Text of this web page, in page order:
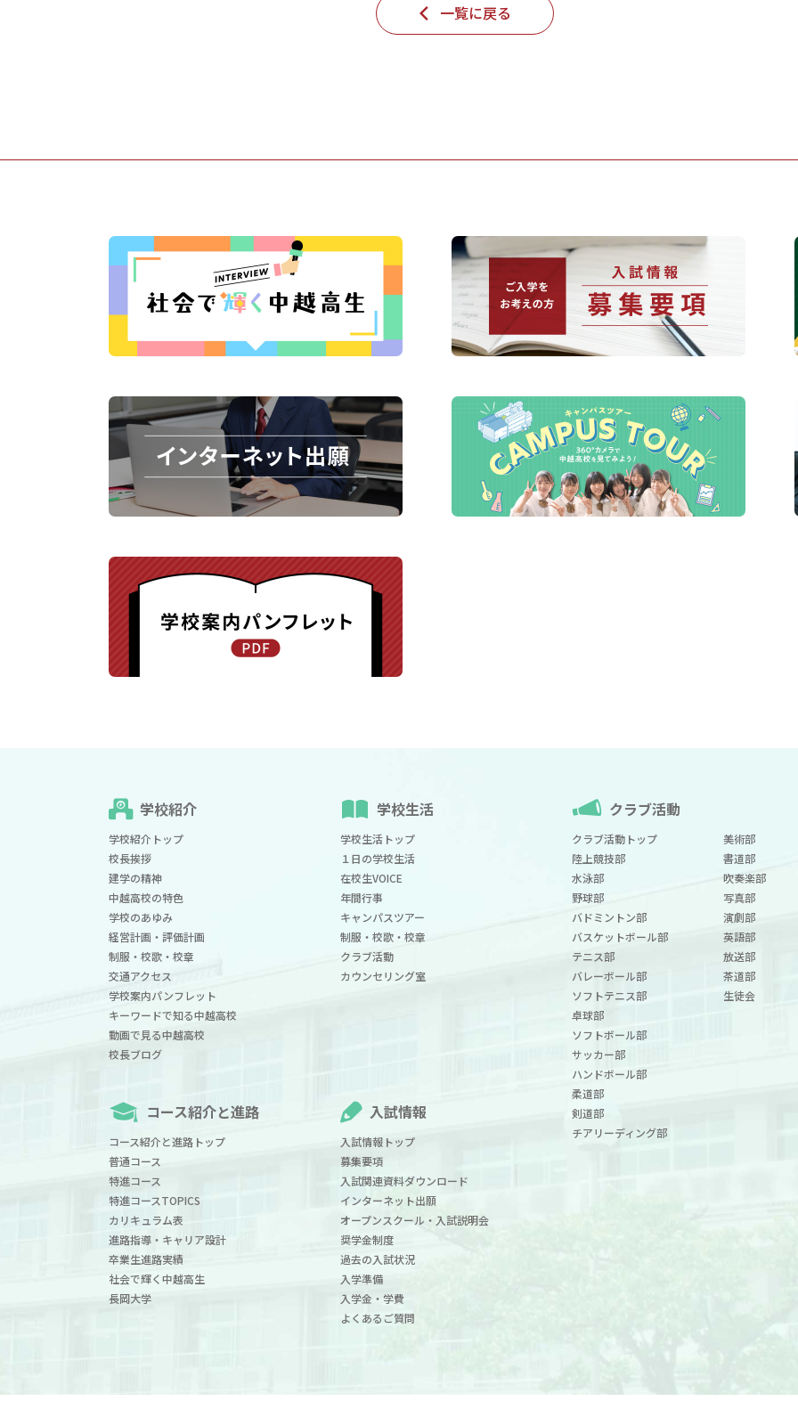
一覧に戻る
学校紹介
学校紹介トップ
校長挨拶
建学の精神
中越高校の特色
学校のあゆみ
経営計画・評価計画
制服・校歌・校章
交通アクセス
学校案内パンフレット
キーワードで知る中越高校
動画で見る中越高校
校長ブログ
学校生活
学校生活トップ
１日の学校生活
在校生VOICE
年間行事
キャンパスツアー
制服・校歌・校章
クラブ活動
カウンセリング室
コース紹介と進路
コース紹介と進路トップ
普通コース
特進コース
特進コースTOPICS
カリキュラム表
進路指導・キャリア設計
卒業生進路実績
社会で輝く中越高生
長岡大学
入試情報
入試情報トップ
募集要項
入試関連資料ダウンロード
インターネット出願
オープンスクール・入試説明会
奨学金制度
過去の入試状況
入学準備
入学金・学費
よくあるご質問
クラブ活動
クラブ活動トップ
陸上競技部
水泳部
野球部
バドミントン部
バスケットボール部
テニス部
バレーボール部
ソフトテニス部
卓球部
ソフトボール部
サッカー部
ハンドボール部
柔道部
剣道部
チアリーディング部
美術部
書道部
吹奏楽部
写真部
演劇部
英語部
放送部
茶道部
生徒会